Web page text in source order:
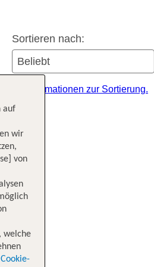
Sortieren nach:
Informationen zur Sortierung.
auf
wir
von
welche